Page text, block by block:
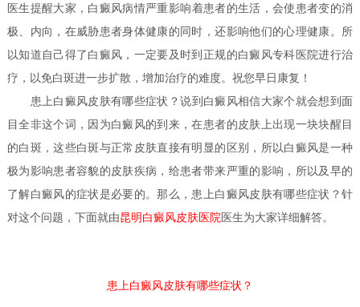
医生提醒大家，白癜风病情严重影响着患者的生活，会使患者变的消
极、内向，在威胁患者身体健康的同时，还影响他们的心理健康。所
以知道自己得了白癜风，一定要及时到正规的白癜风专科医院进行治
疗，以免白斑进一步扩散，增加治疗的难度。祝您早日康复！
患上白癜风皮肤有哪些症状？说到白癜风相信大家个就会想到面
目全非这个词，因为白癜风的到来，在患者的皮肤上出现一块块醒目
的白斑，这些白斑与正常皮肤直接有明显的区别，所以白癜风是一种
极为影响患者容貌的皮肤疾病，给患者带来严重的影响，所以及早的
了解白癜风的症状是必要的。那么，患上白癜风皮肤有哪些症状？针
对这个问题，下面就由昆明白癜风皮肤医院医生为大家详细解答。
患上白癜风皮肤有哪些症状？